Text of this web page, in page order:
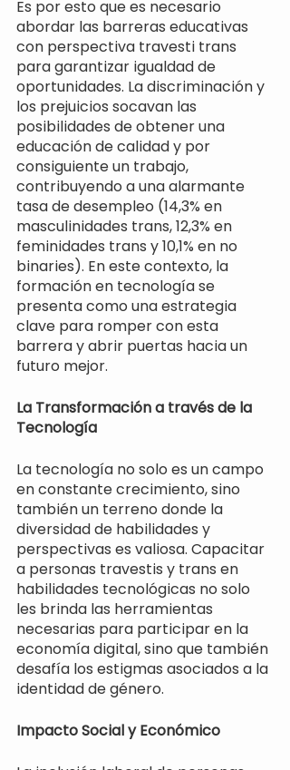
Es por esto que es necesario
abordar las barreras educativas
con perspectiva travesti trans
para garantizar igualdad de
oportunidades. La discriminación y
los prejuicios socavan las
posibilidades de obtener una
educación de calidad y por
consiguiente un trabajo,
contribuyendo a una alarmante
tasa de desempleo (14,3% en
masculinidades trans, 12,3% en
feminidades trans y 10,1% en no
binaries). En este contexto, la
formación en tecnología se
presenta como una estrategia
clave para romper con esta
barrera y abrir puertas hacia un
futuro mejor.
La Transformación a través de la
Tecnología
La tecnología no solo es un campo
en constante crecimiento, sino
también un terreno donde la
diversidad de habilidades y
perspectivas es valiosa. Capacitar
a personas travestis y trans en
habilidades tecnológicas no solo
les brinda las herramientas
necesarias para participar en la
economía digital, sino que también
desafía los estigmas asociados a la
identidad de género.
Impacto Social y Económico